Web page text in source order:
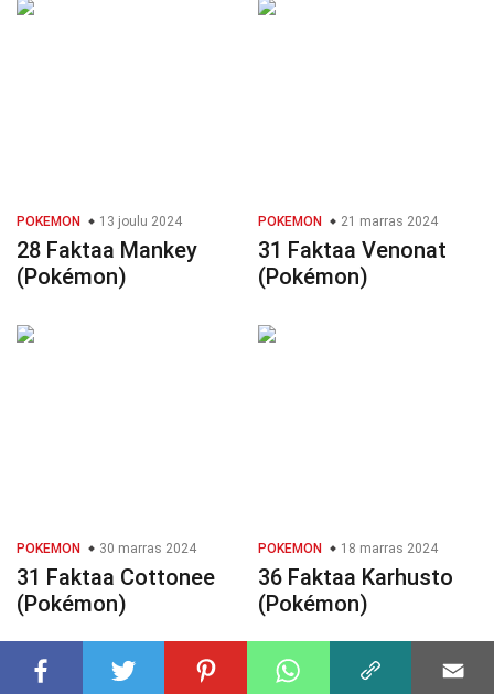
POKEMON 13 joulu 2024
28 Faktaa Mankey
(Pokémon)
POKEMON 21 marras 2024
31 Faktaa Venonat
(Pokémon)
POKEMON 30 marras 2024
31 Faktaa Cottonee
(Pokémon)
POKEMON 18 marras 2024
36 Faktaa Karhusto
(Pokémon)